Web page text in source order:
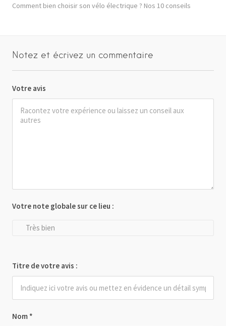
Comment bien choisir son vélo électrique ? Nos 10 conseils
Notez et écrivez un commentaire
Votre avis
Nom *
Votre note globale sur ce lieu :
Très bien
Titre de votre avis :